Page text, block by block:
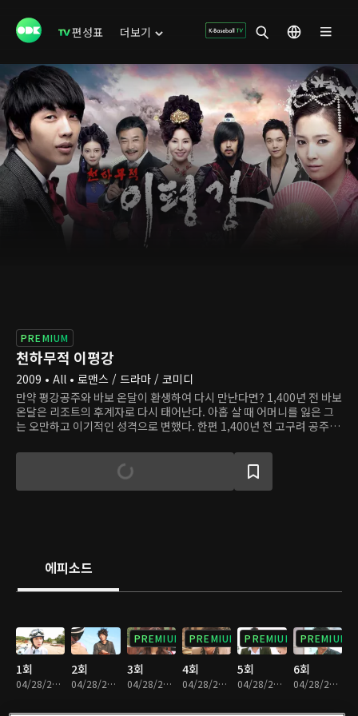
편성표 더보기
PREMIUM
천하무적 이평강
2009 • All • 로맨스 / 드라마 / 코미디
만약 평강공주와 바보 온달이 환생하여 다시 만난다면? 1,400년 전 바보
온달은 리조트의 후계자로 다시 태어난다. 아홉 살 때 어머니를 잃은 그
는 오만하고 이기적인 성격으로 변했다. 한편 1,400년 전 고구려 공주였
어려워지자, 그는 낮에는 골프 리조트에서 일하고 밤에는 닭백숙을 요리
하며 가족의 생계를 책임진다. 전혀 다른 삶을 살고 있는 평강과 온달은
운명적으로 다시 만나 그들의 사랑을 이어간다.
에피소드
1회
04/28/2023 • 1시간 9분
2회
04/28/2023 • 1시간 9분
PREMIUM
3회
04/28/2023 • 1시간 10분
PREMIUM
4회
04/28/2023 • 1시간 9분
PREMIUM
5회
04/28/2023 • 1시간 11분
PREMIUM
6회
04/28/2023 • 1시간 9분